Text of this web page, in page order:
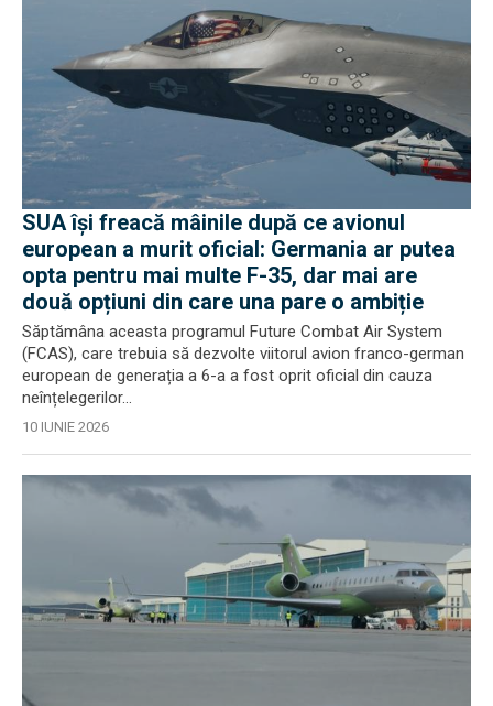
SUA își freacă mâinile după ce avionul
european a murit oficial: Germania ar putea
opta pentru mai multe F-35, dar mai are
două opțiuni din care una pare o ambiție
Săptămâna aceasta programul Future Combat Air System
(FCAS), care trebuia să dezvolte viitorul avion franco-german
european de generația a 6-a a fost oprit oficial din cauza
neînțelegerilor...
10 IUNIE 2026